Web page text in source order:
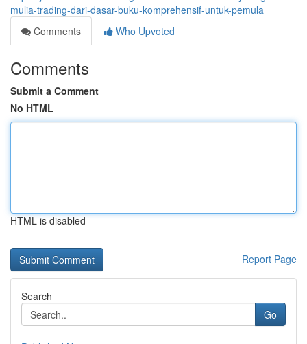
mulia-trading-dari-dasar-buku-komprehensif-untuk-pemula
Comments
Who Upvoted
Comments
Submit a Comment
No HTML
HTML is disabled
Report Page
Search
Go